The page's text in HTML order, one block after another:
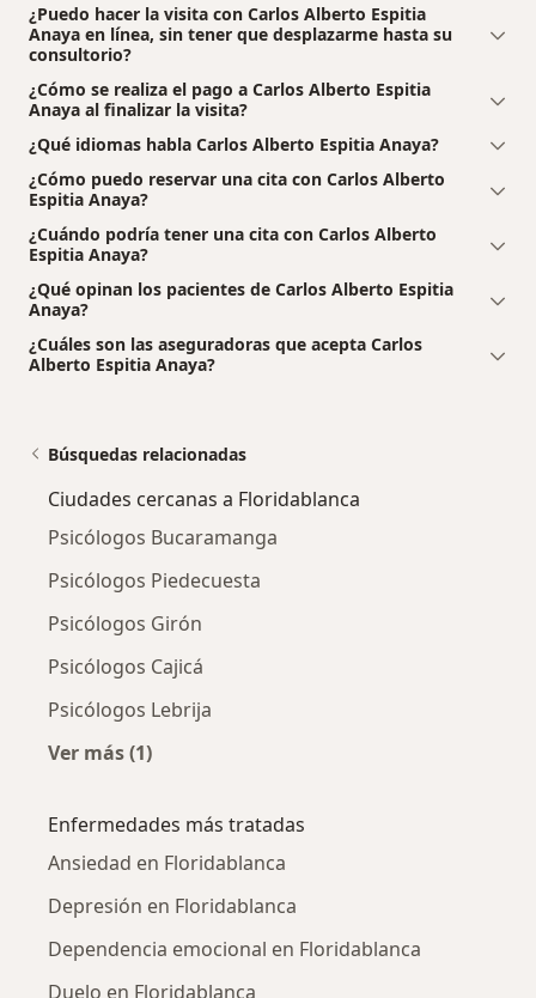
¿Puedo hacer la visita con Carlos Alberto Espitia
Anaya en línea, sin tener que desplazarme hasta su
consultorio?
¿Cómo se realiza el pago a Carlos Alberto Espitia
Anaya al finalizar la visita?
¿Qué idiomas habla Carlos Alberto Espitia Anaya?
¿Cómo puedo reservar una cita con Carlos Alberto
Espitia Anaya?
¿Cuándo podría tener una cita con Carlos Alberto
Espitia Anaya?
¿Qué opinan los pacientes de Carlos Alberto Espitia
Anaya?
¿Cuáles son las aseguradoras que acepta Carlos
Alberto Espitia Anaya?
Búsquedas relacionadas
Ciudades cercanas a Floridablanca
Psicólogos Bucaramanga
Psicólogos Piedecuesta
Psicólogos Girón
Psicólogos Cajicá
Psicólogos Lebrija
Ver más (1)
Enfermedades más tratadas
Ansiedad en Floridablanca
Depresión en Floridablanca
Dependencia emocional en Floridablanca
Duelo en Floridablanca